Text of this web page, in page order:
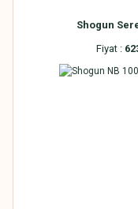
Shogun
Fiyat :